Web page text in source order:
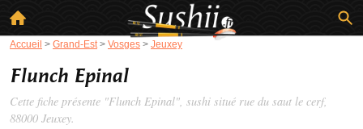
Accueil > Grand-Est > Vosges > Jeuxey
Flunch Epinal
Cette fiche présente "Flunch Epinal", sushi situé rue du saut le cerf,
88000 Jeuxey.